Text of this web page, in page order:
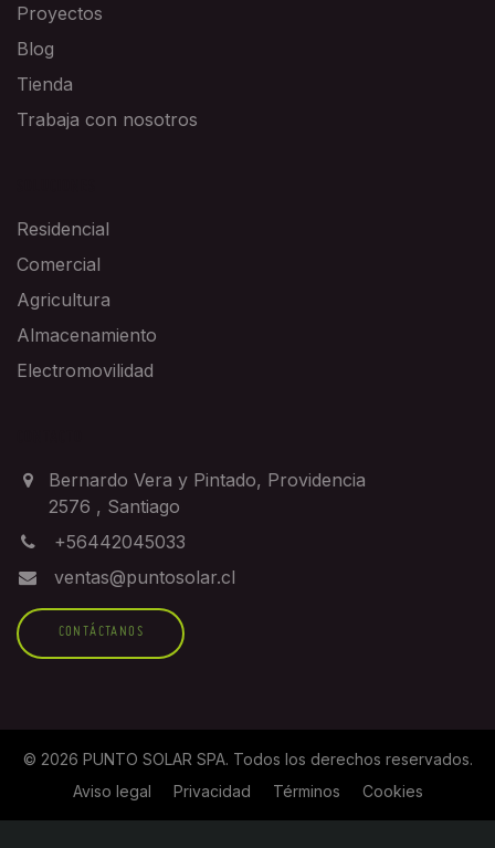
Proyectos
Blog
Tienda
Trabaja con nosotros
Residencial
Comercial
Agricultura
Almacenamiento
Electromovilidad
Bernardo Vera y Pintado, Providencia
2576 , Santiago
+56442045033
ventas@puntosolar.cl
CONTÁCTANOS
© 2026 PUNTO SOLAR SPA. Todos los derechos reservados.
Aviso legal
Privacidad Términos Cookies